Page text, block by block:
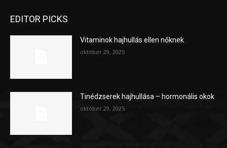
EDITOR PICKS
Vitaminok hajhullás ellen nőknek
október 29, 2025
Tinédzserek hajhullása – hormonális okok
október 29, 2025